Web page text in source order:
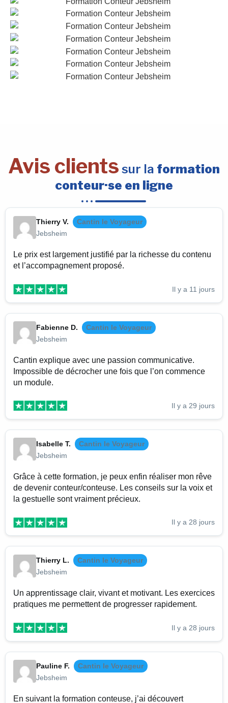
Avis clients sur la formation
conteur·se en ligne
Thierry V.
Cantin le Voyageur
Jebsheim
Le prix est largement justifié par la richesse du contenu
et l’accompagnement proposé.
Il y a 11 jours
Fabienne D.
Cantin le Voyageur
Jebsheim
Cantin explique avec une passion communicative.
Impossible de décrocher une fois que l’on commence
un module.
Il y a 29 jours
Isabelle T.
Cantin le Voyageur
Jebsheim
Grâce à cette formation, je peux enfin réaliser mon rêve
de devenir conteur/conteuse. Les conseils sur la voix et
la gestuelle sont vraiment précieux.
Il y a 28 jours
Thierry L.
Cantin le Voyageur
Jebsheim
Un apprentissage clair, vivant et motivant. Les exercices
pratiques me permettent de progresser rapidement.
Il y a 28 jours
Pauline F.
Cantin le Voyageur
Jebsheim
En suivant la formation conteuse, j’ai découvert